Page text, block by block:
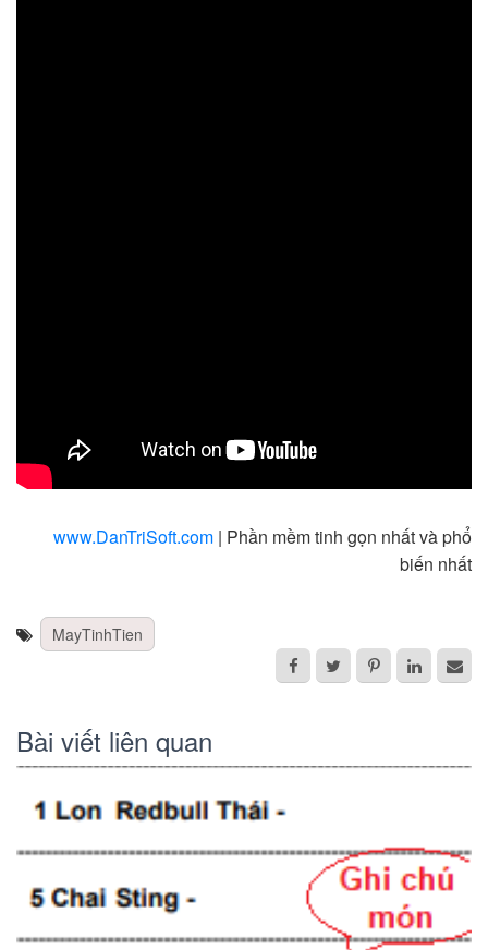
www.DanTriSoft.com | Phần mềm tinh gọn nhất và phổ
biến nhất
MayTinhTien
Bài viết liên quan